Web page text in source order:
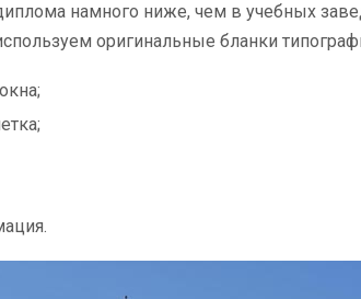
намного ниже, чем в учебных
оригинальные бланки